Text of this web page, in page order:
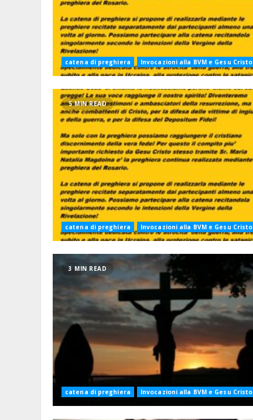
catena di preghiera Invocazioni alla BVM e Gesu Cristo
5 MIN READ
catena di preghiera Invocazioni alla BVM e Gesu Cristo
3 MIN READ
catena di preghiera Invocazioni alla BVM e Gesu Cristo